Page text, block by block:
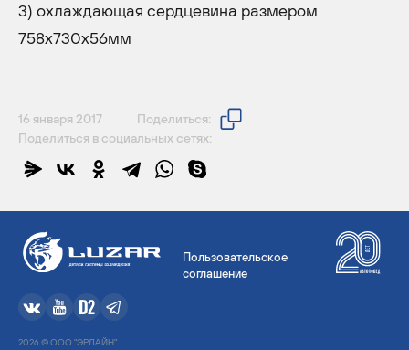
3) охлаждающая сердцевина размером
758x730x56мм
16 января 2017
Поделиться:
Поделиться в социальных сетях:
Пользовательское
соглашение
2026 © ООО "ЭРЛАЙН".